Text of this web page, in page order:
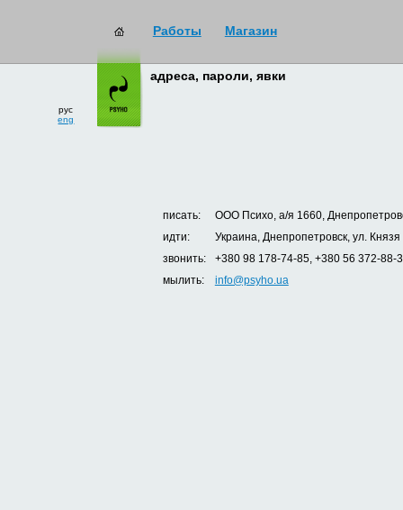
Работы Магазин
рус
eng
адреса, пароли, явки
писать:
ООО Психо, а/я 1660,
идти:
Украина, Днепропетровск, ул.
звонить:
+380 98 178-74-85, +380 56 372-88-
мылить:
info@psyho.ua